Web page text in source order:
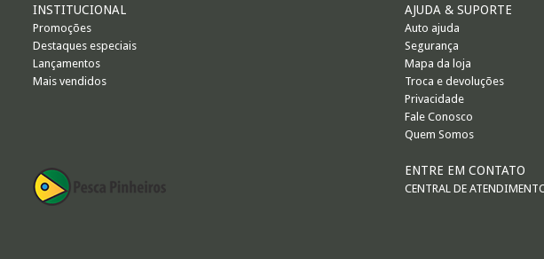
INSTITUCIONAL
Promoções
Destaques especiais
Lançamentos
Mais vendidos
AJUDA & SUPORTE
Auto ajuda
Segurança
Mapa da loja
Troca e devoluções
Privacidade
Fale Conosco
Quem Somos
ENTRE EM CONTATO
CENTRAL DE